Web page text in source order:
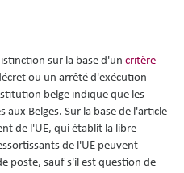
sur la base d'un critère
ou un arrêté d'exécution
belge indique que les
Belges. Sur la base de l'article
de l'UE, qui établit la libre
de l'UE peuvent
poste, sauf s'il est question de